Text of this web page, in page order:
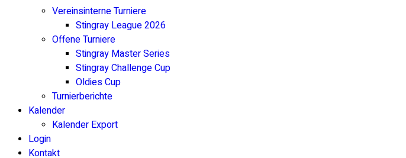
Vereinsinterne Turniere
Stingray League 2026
Offene Turniere
Stingray Master Series
Stingray Challenge Cup
Oldies Cup
Turnierberichte
Kalender
Kalender Export
Login
Kontakt